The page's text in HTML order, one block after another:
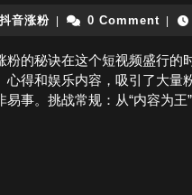
抖音涨粉抖
涨
粉
0 Comment
粉的秘诀在这个短视频盛行的
心得和娱乐内容，吸引了大
事。挑战常规：从“内容为王